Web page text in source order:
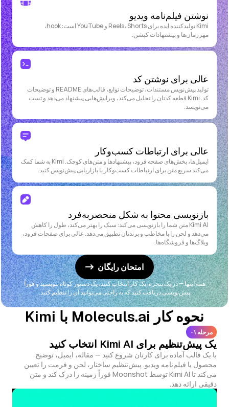
نوشتن فیلم‌نامه ویدیو
Kimi تولیدکننده ایده برای Reels، Shorts و YouTube است: hook،
مهرزمان‌ها و پیشنهادات کپشن.
عالی برای نوشتن کد
تولید پیش‌نویس مستندات، توضیحات توابع، قالب‌های README و توضیحات
کد. Kimi قطعه کدتان را تحلیل می‌کند، ویرایش‌هایی پیشنهاد می‌دهد و تست
می‌نویسد.
عالی برای ارتباطات کسب‌وکار
ایمیل‌ها، بخش‌های صفحه فرود، پیشنهادها و متن‌های کوچک. Kimi به شما کمک
می‌کند سریع متن برای ارتباطات کسب‌وکار یا بازاریابی پیش‌نویس کنید.
بازنویسی محتوا به شکل منحصربه‌فرد
Kimi AI متن شما را بازنویسی می‌کند: سبک را بهتر می‌کند، طول را کاهش
می‌دهد و لحن را با مخاطب و برندتان تطبیق می‌دهد. عالی برای صفحات فرود،
وبلاگ‌ها و فروشگاه‌ها.
امتحان رایگان
همه اینها — در یک پنجره. یک کار انتخاب کنید، یک دستور کوتاه بنویسید و فوراً
پیش‌نویسی دریافت کنید که به راحتی می‌توانید آن را تنظیم کنید.
نحوه کار Moleculs.ai با Kimi
مرحله ۰۱
یک پیش‌تنظیم برای Kimi AI انتخاب کنید
با یک قالب آماده برای کارتان شروع کنید — مقاله، ایمیل، توضیح
محصول یا فیلم‌نامه ویدیو. پیش‌تنظیم ساختار، لحن و فرمت را تعیین
می‌کند تا Kimi AI توسط Moonshot فوراً زمینه را درک کند و متن
دقیقی ارائه دهد.